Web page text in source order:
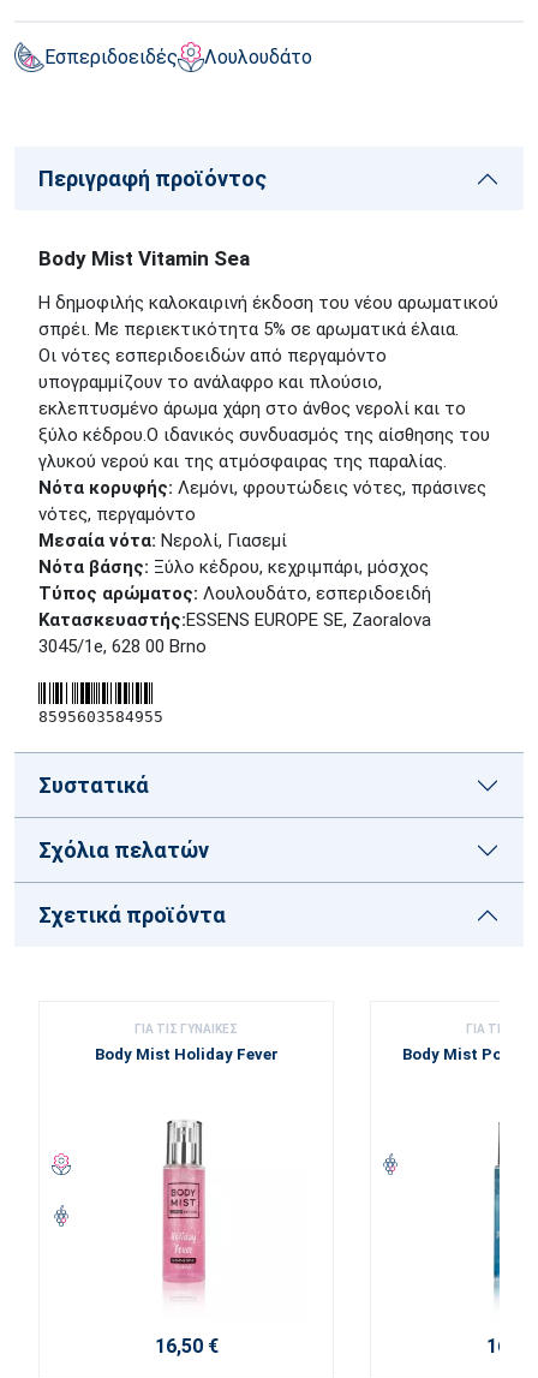
Εσπεριδοειδές Λουλουδάτο
Περιγραφή προϊόντος
Body Mist Vitamin Sea
Η δημοφιλής καλοκαιρινή έκδοση του νέου αρωματικού
σπρέι. Με περιεκτικότητα 5% σε αρωματικά έλαια.
Οι νότες εσπεριδοειδών από περγαμόντο
υπογραμμίζουν το ανάλαφρο και πλούσιο,
εκλεπτυσμένο άρωμα χάρη στο άνθος νερολί και το
ξύλο κέδρου.Ο ιδανικός συνδυασμός της αίσθησης του
γλυκού νερού και της ατμόσφαιρας της παραλίας.
Νότα κορυφής: Λεμόνι, φρουτώδεις νότες, πράσινες
νότες, περγαμόντο
Μεσαία νότα: Νερολί, Γιασεμί
Νότα βάσης: Ξύλο κέδρου, κεχριμπάρι, μόσχος
Τύπος αρώματος: Λουλουδάτο, εσπεριδοειδή
Κατασκευαστής:ESSENS EUROPE SE, Zaoralova
3045/1e, 628 00 Brno
8595603584955
Συστατικά
Σχόλια πελατών
Σχετικά προϊόντα
ΓΙΑ ΤΙΣ ΓΥΝΑΊΚΕΣ
Body Mist Holiday Fever
16,50 €
ΓΙΑ ΤΙΣ
Body Mist
16,50